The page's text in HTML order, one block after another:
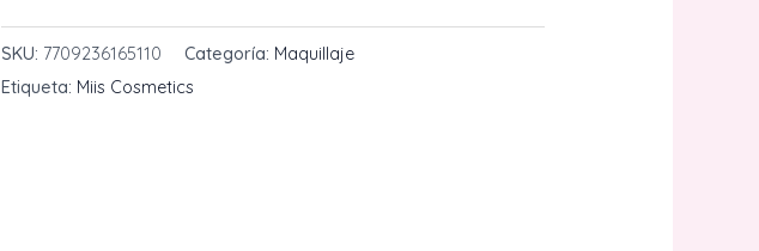
SKU: 7709236165110 Categoría: Maquillaje
Etiqueta: Miis Cosmetics